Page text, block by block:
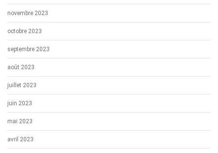
novembre 2023
octobre 2023
septembre 2023
août 2023
juillet 2023
juin 2023
mai 2023
avril 2023